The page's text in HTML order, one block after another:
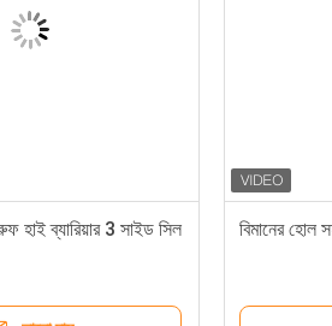
হাই ব্যারিয়ার 3 সাইড সিল
বিমানের হোল